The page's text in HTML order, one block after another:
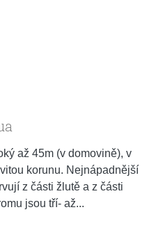
až 45m (v domovině), v
korunu. Nejnápadnější
z části žlutě a z části
jsou tří- až...